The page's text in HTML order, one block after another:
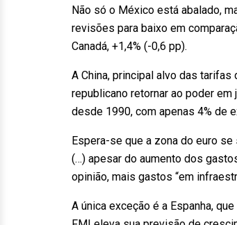
Não só o México está abalado,
revisões para baixo em
Canadá, +1,4% (-0,6 pp).
A China, principal alvo das
republicano retornar ao poder
desde 1990, com apenas 4% de
Espera-se que a zona do euro
(…) apesar do aumento dos
opinião, mais gastos “em
A única exceção é a Espanha,